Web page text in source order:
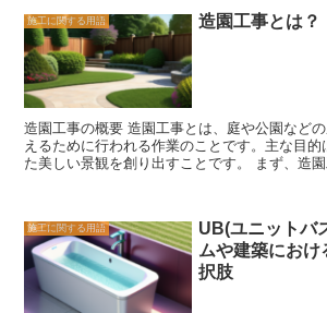
性のある業者を選ぶことが重要です。 ガラス工事は、建物の美しさ
や機能性を高めるために欠かせない工事です。
持ったプロのガラス工事業者に依頼し、安心し
大切です。建物の価値を高めるためにも、ガラ
と時間をかけることをおすすめします。
築やリフォームの予算を立てる際に非常に役立
建物の床面積が100坪で、総費用が1,000万円だ
合、坪単価は100万円となります。この坪単価
フォームプロジェクトの予算を見積もることができま
は、建築やリフォームの品質や仕様によっても
材や設備を使用する場合は、坪単価が高くなる
た、地域によっても坪単価は異なることがあり
ある地域では、坪単価が高くなることが一般的です。 坪単
することは、建築やリフォームの予算管理にお
ォーム会社の見積もりを客観的に評価することも可
は、建築やリフォームにおける重要な用語であ
りの際に活用されます。建築やリフォームを検
価について理解し、予算管理に役立てることを
施工に関する用語 造園工事とは？
造園工事の概要 造園工事とは、庭や公園などの屋外空間を美しく整
えるために行われる作業のことです。主な目的
た美しい景観を創り出すことです。 まず、造園工事の最初のステッ
ます。 次に、実際の工事が始まります。まずは、地面の整備から始
めます。不要な草や木を除去し、地面を平らに
に応じて排水設備や灌漑システムなどのインフラ
の後、植栽作業が行われます。植物は、景観に
素です。植栽計画に基づいて、適切な場所に樹
施工に関する用語
UB(ユニットバ
ムや建築におけ
択肢